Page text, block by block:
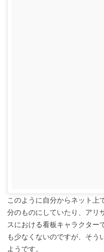
このように自分からネット上
分のものにしていたり、アリ
スにおける看板キャラクター
も少なくないのですが、そう
ようです。